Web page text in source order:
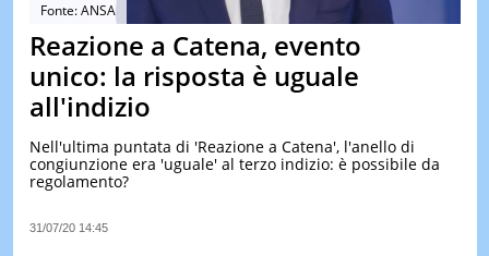
TEST
Fonte: ANSA
Reazione a Catena, evento
unico: la risposta è uguale
all'indizio
Nell'ultima puntata di 'Reazione a Catena', l'anello di
congiunzione era 'uguale' al terzo indizio: è possibile da
regolamento?
31/07/20 14:45